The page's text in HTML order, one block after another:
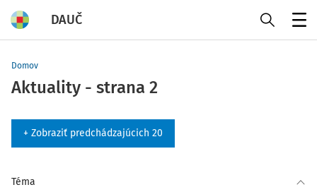
DAUČ
Domov
Aktuality - strana 2
+ Zobraziť predchádzajúcich 20
Téma